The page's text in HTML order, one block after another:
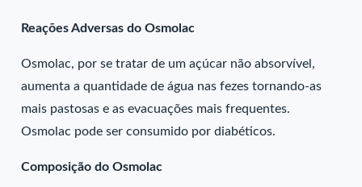
Reações Adversas do Osmolac
Osmolac, por se tratar de um açúcar não absorvível,
aumenta a quantidade de água nas fezes tornando-as
mais pastosas e as evacuações mais frequentes.
Osmolac pode ser consumido por diabéticos.
Composição do Osmolac